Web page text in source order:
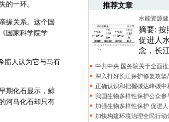
的一环。
缘关系。这个国
国家科学院学
腊人认为它与马有
期化石显示，鲸
河马化石却只有
推荐文章
水能资源
摘要: 按
促进人
念，长
中共中央 国务院关于全面
深入打好长江保护修复攻
正确认识和把握碳达峰碳中
我国生物多样性保护公众参
加强生物多样性保护 促进
加快构建环境治理全民行动